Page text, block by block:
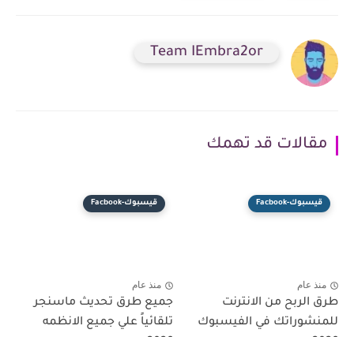
Team IEmbra2or
مقالات قد تهمك
قيسبوك-Facbook
منذ عام
طرق الربح من الانترنت
للمنشوراتك في الفيسبوك
قيسبوك-Facbook
منذ عام
جميع طرق تحديث ماسنجر
تلقائياً علي جميع الانظمه